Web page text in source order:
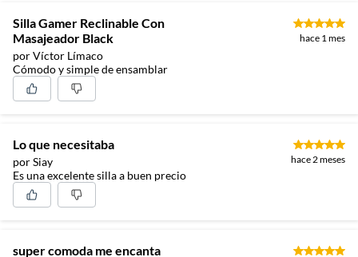
Silla Gamer Reclinable Con
Masajeador Black
por Víctor Límaco
hace 1 mes
Cómodo y simple de ensamblar
Lo que necesitaba
por Siay hace 2 meses
Es una excelente silla a buen precio
super comoda me encanta